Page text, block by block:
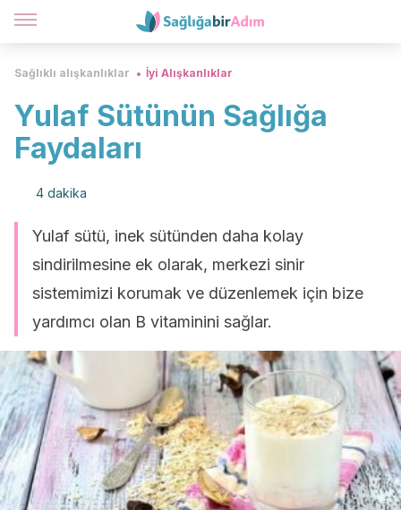
Sağlıklı alışkanlıklar İyi Alışkanlıklar
Yulaf Sütünün Sağlığa
Faydaları
4 dakika
Yulaf sütü, inek sütünden daha kolay
sindirilmesine ek olarak, merkezi sinir
sistemimizi korumak ve düzenlemek için bize
yardımcı olan B vitaminini sağlar.